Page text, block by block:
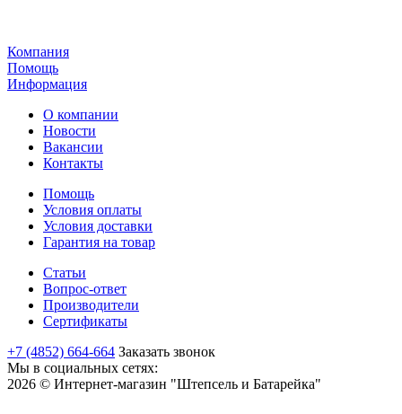
Компания
Помощь
Информация
О компании
Новости
Вакансии
Контакты
Помощь
Условия оплаты
Условия доставки
Гарантия на товар
Статьи
Вопрос-ответ
Производители
Сертификаты
+7 (4852) 664-664 Заказать звонок
Мы в социальных сетях:
2026 © Интернет-магазин "Штепсель и Батарейка"